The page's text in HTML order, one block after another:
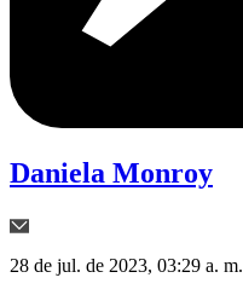
Daniela Monroy
28 de jul. de 2023, 03:29 a. m.